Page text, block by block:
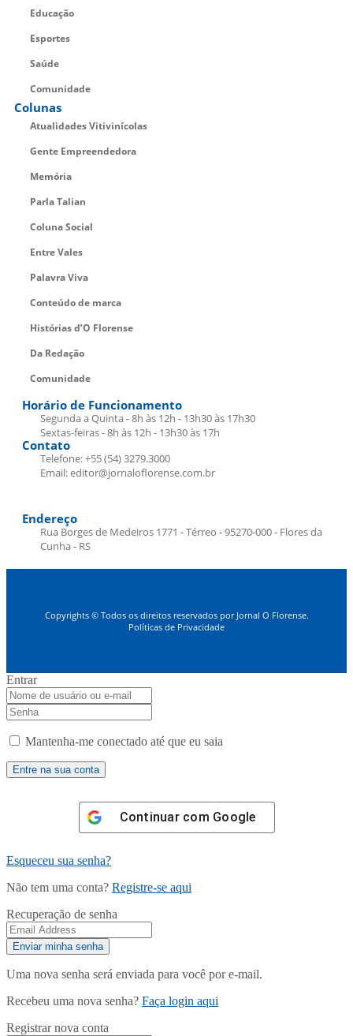
Educação
Esportes
Saúde
Comunidade
Colunas
Atualidades Vitivinícolas
Gente Empreendedora
Memória
Parla Talian
Coluna Social
Entre Vales
Palavra Viva
Conteúdo de marca
Histórias d’O Florense
Da Redação
Comunidade
Horário de Funcionamento
Segunda a Quinta - 8h às 12h - 13h30 às 17h30
Sextas-feiras - 8h às 12h - 13h30 às 17h
Contato
Telefone: +55 (54) 3279.3000
Email: editor@jornaloflorense.com.br
Endereço
Rua Borges de Medeiros 1771 - Térreo - 95270-000 - Flores da
Cunha - RS
Copyrights © Todos os direitos reservados por Jornal O Florense.
Políticas de Privacidade
Entrar
Mantenha-me conectado até que eu saia
Continuar com Google
Esqueceu sua senha?
Não tem uma conta? Registre-se aqui
Recuperação de senha
Uma nova senha será enviada para você por e-mail.
Recebeu uma nova senha? Faça login aqui
Registrar nova conta